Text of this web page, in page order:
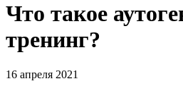
Что такое
тренинг?
16 апреля 2021